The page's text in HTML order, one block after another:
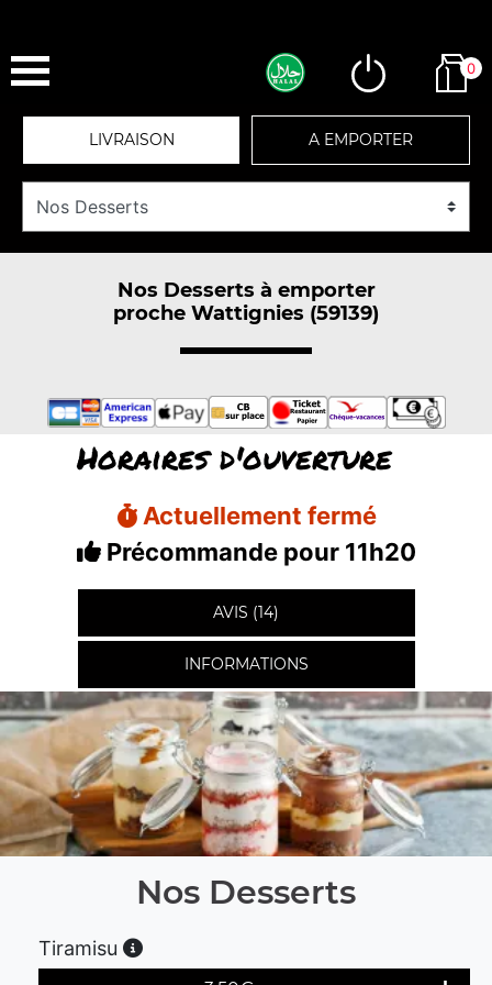
0
LIVRAISON A EMPORTER
Nos Desserts à emporter
proche Wattignies (59139)
Horaires d'ouverture
Actuellement fermé
Précommande pour 11h20
AVIS (14)
INFORMATIONS
Nos Desserts
Tiramisu